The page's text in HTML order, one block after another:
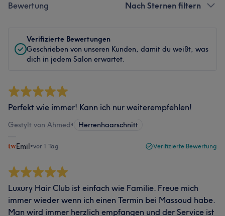
Bewertung Nach Sternen filtern
Verifizierte Bewertungen
Geschrieben von unseren Kunden, damit du weißt, was
dich in jedem Salon erwartet.
Perfekt wie immer! Kann ich nur weiterempfehlen!
Gestylt von Ahmed• Herrenhaarschnitt
Emil•vor 1 Tag Verifizierte Bewertung
Luxury Hair Club ist einfach wie Familie. Freue mich
immer wieder wenn ich einen Termin bei Massoud habe.
Man wird immer herzlich empfangen und der Service ist